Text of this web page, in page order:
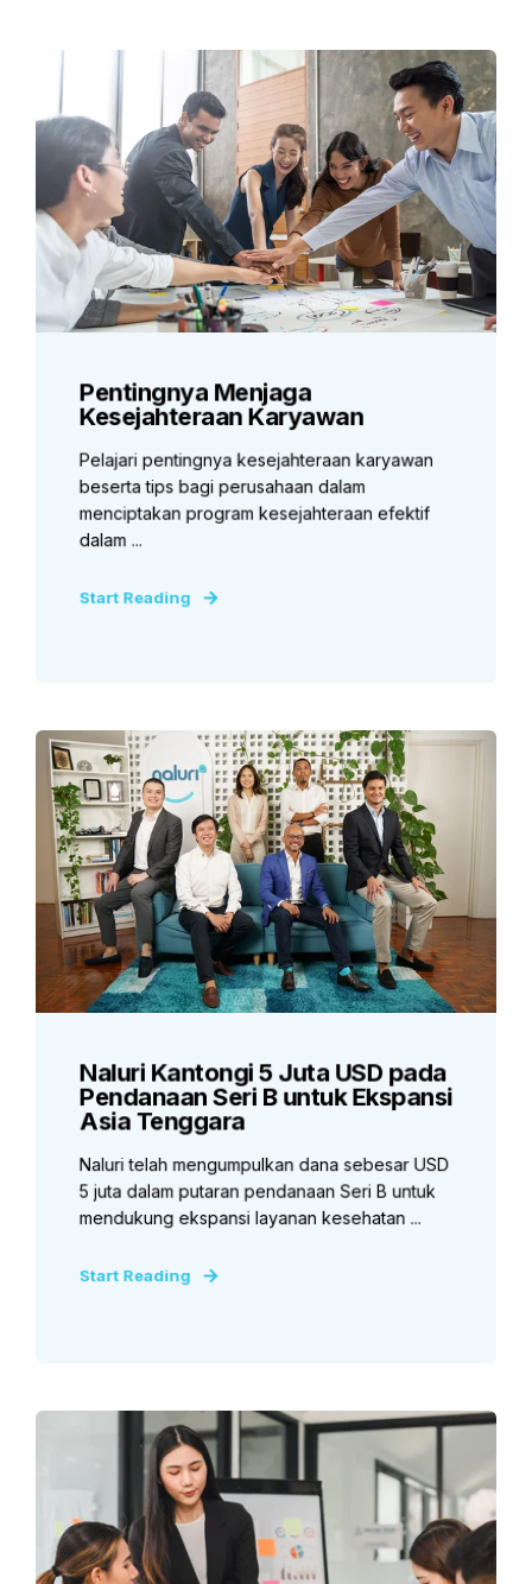
Pentingnya Menjaga
Kesejahteraan Karyawan
Pelajari pentingnya kesejahteraan karyawan
beserta tips bagi perusahaan dalam
menciptakan program kesejahteraan efektif
dalam ...
Start Reading
Naluri Kantongi 5 Juta USD pada
Pendanaan Seri B untuk Ekspansi
Asia Tenggara
Naluri telah mengumpulkan dana sebesar USD
5 juta dalam putaran pendanaan Seri B untuk
mendukung ekspansi layanan kesehatan ...
Start Reading